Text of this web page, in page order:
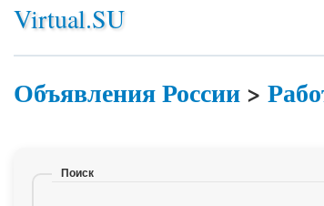
Virtual.SU
Объявления России>
Поиск